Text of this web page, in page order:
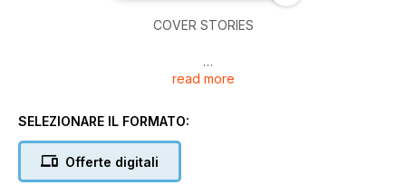
COVER STORIES
read more
SELEZIONARE IL FORMATO:
Offerte digitali